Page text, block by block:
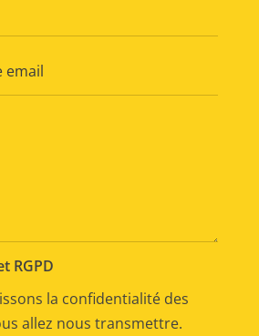
RGPD
la confidentialité des
allez nous transmettre.